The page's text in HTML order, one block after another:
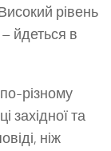
рівень
– йдеться в
різному
західної та
ніж